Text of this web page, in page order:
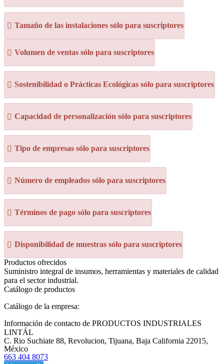
Tamaño de las instalaciones sólo para suscriptores
Volumen de ventas sólo para suscriptores
Sostenibilidad o Prácticas Ecológicas sólo para suscriptores
Capacidad de personalización sólo para suscriptores
Tipo de empresas sólo para suscriptores
Número de empleados sólo para suscriptores
Términos de pago sólo para suscriptores
Disponibilidad de muestras sólo para suscriptores
Productos ofrecidos
Suministro integral de insumos, herramientas y materiales de calidad
para el sector industrial.
Catálogo de productos
Catálogo de la empresa:
Información de contacto de PRODUCTOS INDUSTRIALES
LINTÁL
C. Rio Suchiate 88, Revolucion, Tijuana, Baja California 22015,
México
663 404 8073